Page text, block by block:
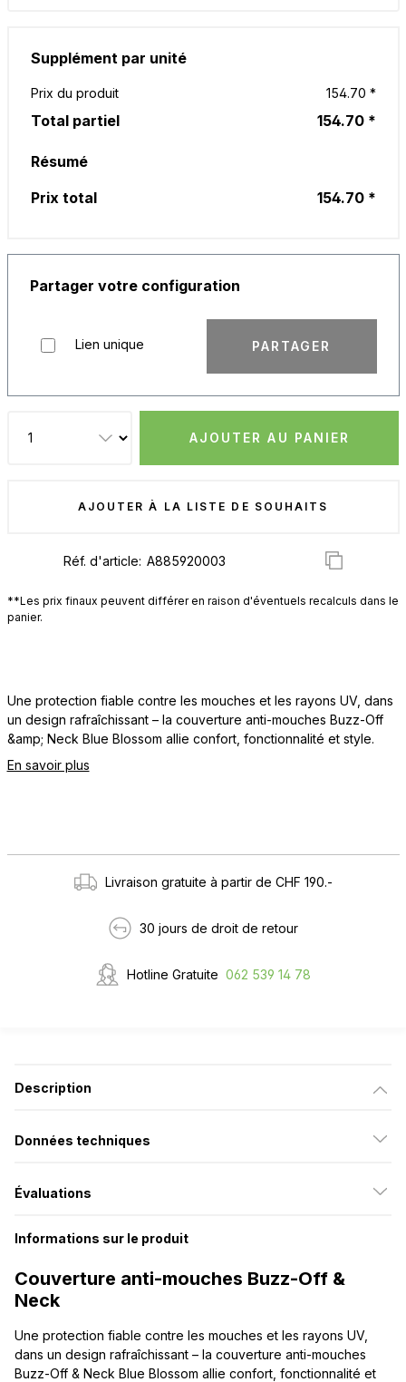
Supplément par unité
Prix du produit 154.70 *
Total partiel 154.70 *
Résumé
Prix total
154.70 *
Partager votre configuration
Lien unique PARTAGER
AJOUTER AU PANIER
AJOUTER À LA LISTE DE SOUHAITS
Réf. d'article:
**Les prix finaux peuvent différer en raison d'éventuels recalculs dans le
panier.
Une protection fiable contre les mouches et les rayons UV, dans
un design rafraîchissant – la couverture anti-mouches Buzz-Off
&amp; Neck Blue Blossom allie confort, fonctionnalité et style.
En savoir plus
Livraison gratuite à partir de CHF 190.-
30 jours de droit de retour
Hotline Gratuite 062 539 14 78
Description
Données techniques
Évaluations
Informations sur le produit
Couverture anti-mouches Buzz-Off &
Neck
Une protection fiable contre les mouches et les rayons UV,
dans un design rafraîchissant – la couverture anti-mouches
Buzz-Off & Neck Blue Blossom allie confort, fonctionnalité et